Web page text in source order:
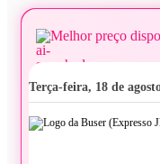
Melhor preço
terça-feira, 18 de